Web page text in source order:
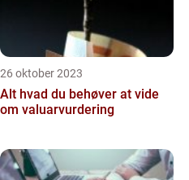
26 oktober 2023
Alt hvad du behøver at vide
om valuarvurdering